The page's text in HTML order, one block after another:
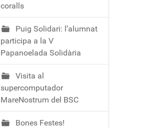
coralls
Puig Solidari: l’alumnat
participa a la V
Papanoelada Solidària
Visita al
supercomputador
MareNostrum del BSC
Bones Festes!